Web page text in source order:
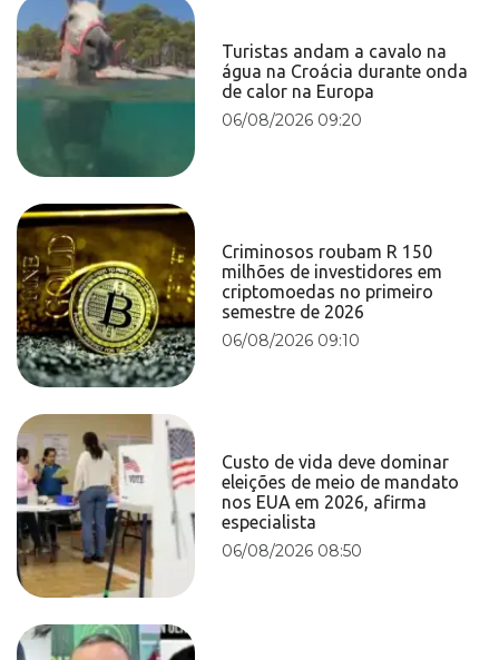
Turistas andam a cavalo na
água na Croácia durante onda
de calor na Europa
06/08/2026 09:20
Criminosos roubam R 150
milhões de investidores em
criptomoedas no primeiro
semestre de 2026
06/08/2026 09:10
Custo de vida deve dominar
eleições de meio de mandato
nos EUA em 2026, afirma
especialista
06/08/2026 08:50